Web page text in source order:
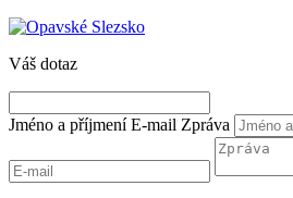
Váš dotaz
Jméno a příjmení E-mail Zpráva